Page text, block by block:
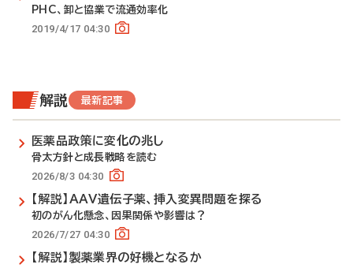
PHC、卸と協業で流通効率化
2019/4/17 04:30
解説 最新記事
医薬品政策に変化の兆し
骨太方針と成長戦略を読む
2026/8/3 04:30
【解説】AAV遺伝子薬、挿入変異問題を探る
初のがん化懸念、因果関係や影響は？
2026/7/27 04:30
【解説】製薬業界の好機となるか